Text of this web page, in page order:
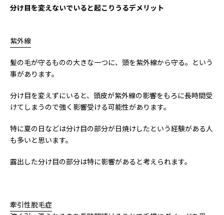
分け目を変えないでいると起こりうるデメリット
紫外線
髪の毛が守るものの大きな一つに、頭を紫外線から守る。という
事があります。
分け目を変えずにいると、頭皮が紫外線の影響をもろに長時間受
けてしまうので強く影響受ける可能性があります。
特に夏の日などは分け目の部分が日焼けしたという経験がある人
も多いと思います。
露出した分け目の部分は特に影響があると考えられます。
牽引性脱毛症